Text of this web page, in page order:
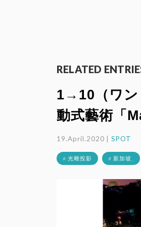
RELATED
1→10（ワン
動式藝術「
19.April.2020 |SPOT
# 光雕投影 # 新加坡_